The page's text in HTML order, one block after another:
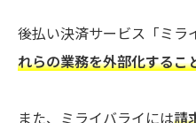
後払い決済サービス「ミラ
れらの業務を外部化するこ
また、ミライバライには請